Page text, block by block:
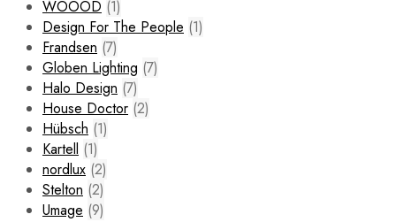
WOOOD (1)
Design For The People (1)
Frandsen (7)
Globen Lighting (7)
Halo Design (7)
House Doctor (2)
Hübsch (1)
Kartell (1)
nordlux (2)
Stelton (2)
Umage (9)